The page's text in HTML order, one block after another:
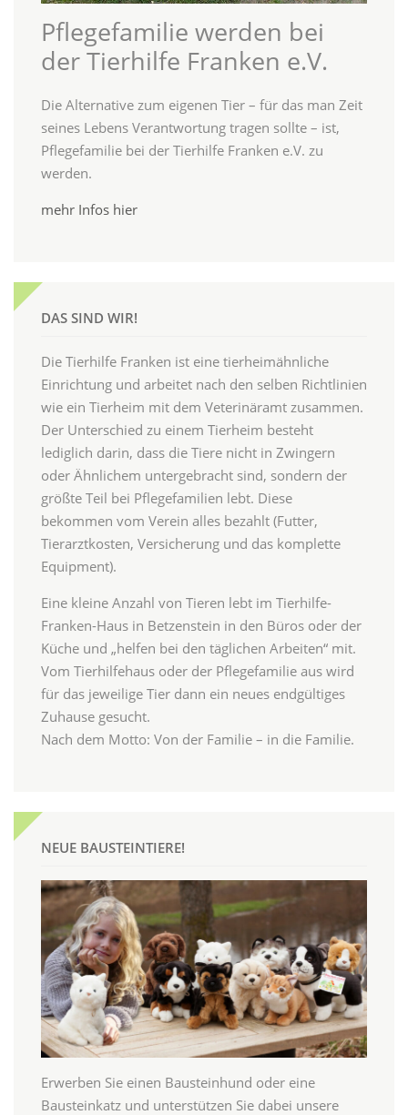
Pflegefamilie werden bei
der Tierhilfe Franken e.V.
Die Alternative zum eigenen Tier – für das man Zeit
seines Lebens Verantwortung tragen sollte – ist,
Pflegefamilie bei der Tierhilfe Franken e.V. zu
werden.
mehr Infos hier
DAS SIND WIR!
Die Tierhilfe Franken ist eine tierheimähnliche
Einrichtung und arbeitet nach den selben Richtlinien
wie ein Tierheim mit dem Veterinäramt zusammen.
Der Unterschied zu einem Tierheim besteht
lediglich darin, dass die Tiere nicht in Zwingern
oder Ähnlichem untergebracht sind, sondern der
größte Teil bei Pflegefamilien lebt. Diese
bekommen vom Verein alles bezahlt (Futter,
Tierarztkosten, Versicherung und das komplette
Equipment).
Eine kleine Anzahl von Tieren lebt im Tierhilfe-
Franken-Haus in Betzenstein in den Büros oder der
Küche und „helfen bei den täglichen Arbeiten“ mit.
Vom Tierhilfehaus oder der Pflegefamilie aus wird
für das jeweilige Tier dann ein neues endgültiges
Zuhause gesucht.
Nach dem Motto: Von der Familie – in die Familie.
NEUE BAUSTEINTIERE!
Erwerben Sie einen Bausteinhund oder eine
Bausteinkatz und unterstützen Sie dabei unsere